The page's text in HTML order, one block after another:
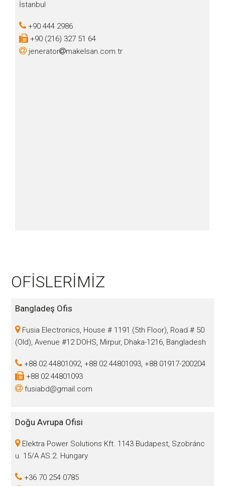
İstanbul
+90 444 2986
+90 (216) 327 51 64
jenerator
makelsan.com.tr
OFİSLERİMİZ
Bangladeş Ofis
Fusia Electronics, House # 1191 (5th Floor), Road # 50
(Old), Avenue #12 DOHS, Mirpur, Dhaka-1216, Bangladesh
+88 02 44801092, +88 02 44801093, +88 01917-200204
+88 02 44801093
fusiabd@gmail.com
Doğu Avrupa Ofisi
Elektra Power Solutions Kft. 1143 Budapest, Szobránc
u. 15/A AS.2. Hungary
+36 70 254 0785